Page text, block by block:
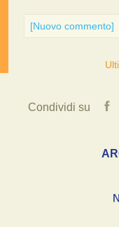
[Nuovo commento]
Condividi su